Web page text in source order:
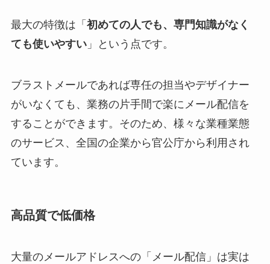
最大の特徴は「 初めての人でも、専門知識がなく
ても使いやすい」という点です。
ブラストメールであれば専任の担当やデザイナー
がいなくても、業務の片手間で楽にメール配信を
することができます。そのため、様々な業種業態
のサービス、全国の企業から官公庁から利用され
ています。
高品質で低価格
大量のメールアドレスへの「メール配信」は実は